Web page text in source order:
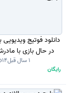
دانلود فوتیج
در حال بازی با
فوتیج)
1 سال قبل 14
رایگان